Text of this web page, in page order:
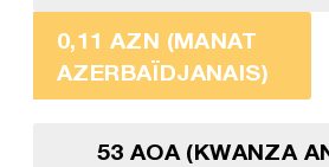
0,11 AZN (MANAT
AZERBAÏDJANAIS)
53 AOA (KWANZA